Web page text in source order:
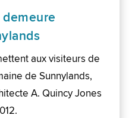
aux visiteurs de
de Sunnylands,
A. Quincy Jones